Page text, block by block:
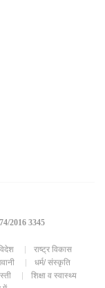
2016 3345
राष्ट्र विकास
धर्म/ संस्कृति
शिक्षा व स्वास्थ्य